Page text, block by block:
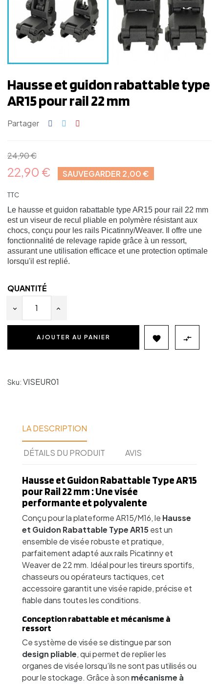
Hausse et guidon rabattable type
AR15 pour rail 22 mm
Partager
24,90 €
22,90 € SAUVEGARDER 2,00 €
TTC
Le hausse et guidon rabattable type AR15 pour rail 22 mm
est un viseur de recul pliable en polymère résistant aux
chocs, conçu pour les rails Picatinny/Weaver. Il offre une
fonctionnalité de relevage rapide grâce à un ressort,
assurant une utilisation efficace et une protection optimale
lorsqu'il est replié.
QUANTITÉ
AJOUTER AU PANIER  
Sku: VISEUR01
LA DESCRIPTION
DÉTAILS DU PRODUIT AVIS
Hausse et Guidon Rabattable Type AR15
pour Rail 22 mm : Une visée
performante et polyvalente
Conçu pour la plateforme AR15/M16, le Hausse
et Guidon Rabattable Type AR15est un
ensemble de visée robuste et pratique,
parfaitement adapté aux rails Picatinny et
Weaver de 22 mm. Idéal pour les tireurs sportifs,
chasseurs ou opérateurs tactiques, cet
accessoire garantit une visée rapide, précise et
fiable dans toutes les conditions.
Conception rabattable et mécanisme à
ressort
Ce système de visée se distingue par son
design pliable, qui permet de replier les
organes de visée lorsqu’ils ne sont pas utilisés ou
pour le stockage. Grâce à son mécanisme à